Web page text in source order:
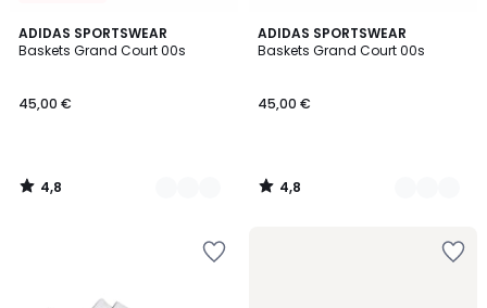
ADIDAS SPORTSWEAR
Baskets Grand Court 00s
45,00 €
4,8
/ 5
4
Couleurs
4,8
/
ADIDAS SPORTSWEAR
Baskets Grand Court 00s
45,00 €
4,8
/ 5
3
Couleurs
4,8
/